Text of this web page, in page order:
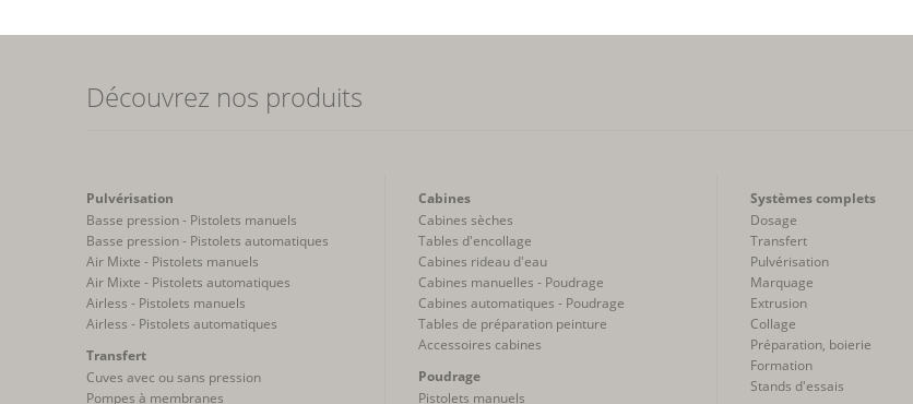
Découvrez nos produits
Pulvérisation
Basse pression - Pistolets manuels
Basse pression - Pistolets automatiques
Air Mixte - Pistolets manuels
Air Mixte - Pistolets automatiques
Airless - Pistolets manuels
Airless - Pistolets automatiques
Transfert
Cuves avec ou sans pression
Pompes à membranes
Cabines
Cabines sèches
Tables d'encollage
Cabines rideau d'eau
Cabines manuelles - Poudrage
Cabines automatiques - Poudrage
Tables de préparation peinture
Accessoires cabines
Poudrage
Pistolets manuels
Systèmes complets
Dosage
Transfert
Pulvérisation
Marquage
Extrusion
Collage
Préparation, boierie
Formation
Stands d'essais